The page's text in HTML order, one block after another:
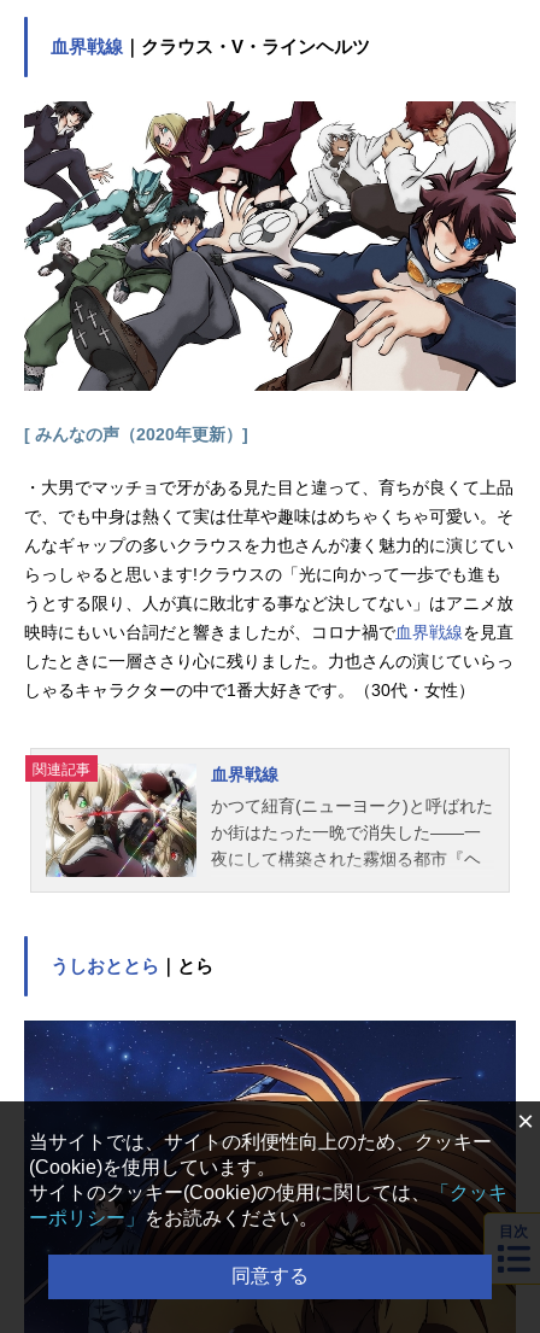
の「鴨川ボクシングジム」だった。
叩いた一歩。 サンドバッグは大き
く跳ね上がり、一歩の拳は血だらけ
に・・・。それはハードパンチャー
の証だった。やがて鷹村から借りた
ボクシングのビデオを何度も見続け
た一歩は「ボクサーになりたい…強
くなりたい!」と鷹村に決意を告げ
る・・・。作品名はじめの一歩放送
形態TVアニメシリーズはじめの一歩
スケジュール2000年10月3日（火）
～2002年3月26日（火）日本テレビ
ほか話数全75話キャスト幕之内一
会長：内海賢二青木勝：高木渉木村
中嶋聡彦スタッフ監督：西村聡助監
督：川村賢一企画：伊藤和明(NTV)
伊藤梅男(VAP)企画協力：野内雅宏
今西陽介 西村浩 山口健二(週刊少
年マガジン編集部)プロデューサー：
山下洋(NTV) 大島満(VAP) 田村学
(VAP) 丸山正雄(マッドハウス)シリ
ーズ構成：浦畑達彦キャラクターデ
血界戦線 ｜クラウス・V・ラインヘルツ
[ みんなの声（2020年更新）]
・大男でマッチョで牙がある見た目と違って、育ちが良くて上品
で、でも中身は熱くて実は仕草や趣味はめちゃくちゃ可愛い。そ
んなギャップの多いクラウスを力也さんが凄く魅力的に演じてい
らっしゃると思います!クラウスの「光に向かって一歩でも進も
うとする限り、人が真に敗北する事など決してない」はアニメ放
映時にもいい台詞だと響きましたが、コロナ禍で血界戦線を見直
したときに一層ささり心に残りました。力也さんの演じていらっ
しゃるキャラクターの中で1番大好きです。（30代・女性）
関連記事
血界戦線
かつて紐育(ニューヨーク)と呼ばれた
か街はたった一晩で消失した――一
夜にして構築された霧烟る都市『ヘ
人知の及ばぬ向こう側であり霧の深
しえない奇跡を実現するこの地は今
後千年の世界の覇権を握る場所とも
例えられ様々な思惑を持つ者達が跳
梁跋扈する街となる。そんな世界の
均衡を保つ為に暗躍する組織があっ
た。その名は「秘密結社・ライブ
ラ」少年・レオは、ふとしたきっか
けからライブラの一員となるのだ
が…作品名血界戦線放送形態TVアニ
メスケジュール2015年4月4日（土）
～7月4日（土）毎日放送ほか※最終
回（12話）2015年10月3日（土）放
うしおととら ｜とら
目次
×
当サイトでは、サイトの利便性向上のため、クッキー
(Cookie)を使用しています。
サイトのクッキー(Cookie)の使用に関しては、「クッキ
ーポリシー」
をお読みください。
同意する